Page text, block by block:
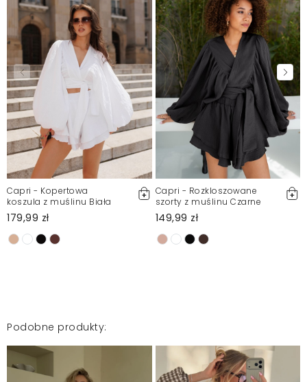
Mosquito zamieszcza wyłącznie zweryfikowane opinie
Klientów. Po moderacji publikujemy zarówno pozytywne, jak i
negatywne opinie. Więcej informacji znajdziesz w naszym
Regulaminie.
Zgłoś nielegalną treść
Capri - Kopertowa
koszula z muślinu Biała
179,99 zł
Capri - Rozkloszowane
szorty z muślinu Czarne
149,99 zł
Podobne produkty: